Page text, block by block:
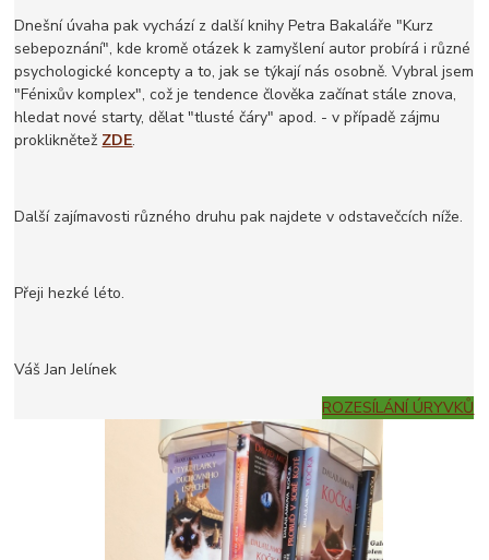
Dnešní úvaha pak vychází z další knihy Petra Bakaláře "Kurz
sebepoznání", kde kromě otázek k zamyšlení autor probírá i různé
psychologické koncepty a to, jak se týkají nás osobně. Vybral jsem
"Fénixův komplex", což je tendence člověka začínat stále znova,
hledat nové starty, dělat "tlusté čáry" apod. - v případě zájmu
prokliknětež ZDE.
Další zajímavosti různého druhu pak najdete v odstavečcích níže.
Přeji hezké léto.
Váš Jan Jelínek
ROZESÍLÁNÍ ÚRYVKŮ